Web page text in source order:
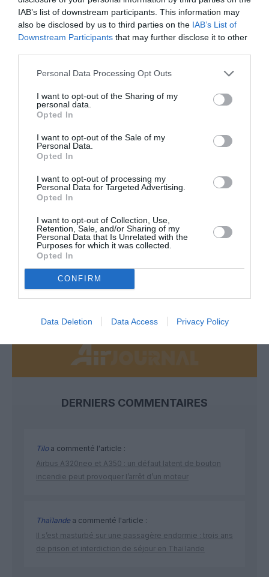
IAB’s list of downstream participants. This information may
also be disclosed by us to third parties on the IAB’s List of
Downstream Participants that may further disclose it to other
Personal Data Processing Opt Outs
I want to opt-out of the Sharing of my
personal data.
Opted In
I want to opt-out of the Sale of my
Personal Data.
Opted In
I want to opt-out of processing my
Personal Data for Targeted Advertising.
Opted In
I want to opt-out of Collection, Use,
Retention, Sale, and/or Sharing of my
Personal Data that Is Unrelated with the
Purposes for which it was collected.
Opted In
CONFIRM
Data Deletion Data Access Privacy Policy
PARTAGER L'ARTICLE
FacebookTwitterPinterestLinkedInEmail Print
Aucun commentaire !
LAISSER UN COMMENTAIRE
Appel aux lecteurs !
Soutenez Air Journal participez
DERNIERS COMMENTAIRES
Tiloa commenté l'article :
Airbus A320neo et A350 : un défaut latent de bouton
incendie peut provoquer l’arrêt d’un moteur
Thaïlandea commenté l'article :
Il s’est masturbé sur une passagère endormie : trois ans
de prison et interdiction de séjour en Thaïlande